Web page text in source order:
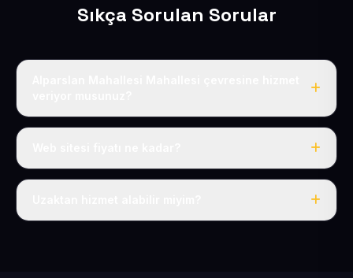
Sıkça Sorulan Sorular
Evet, Alparslan Mahallesi dahil tüm Felahiye ve Felahiye
Tek fiyat: yılda 50 USD + KDV, her şey dahil.